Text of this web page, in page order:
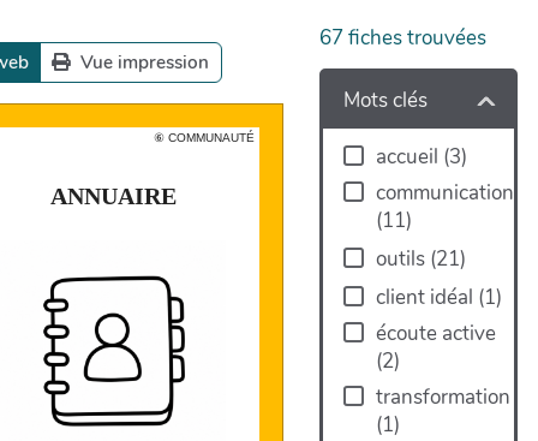
67 fiches trouvées
Mots clés
accueil (3)
communication
(11)
outils (21)
client idéal (1)
écoute active
(2)
transformation
(1)
Vue impression
⑥ COMMUNAUTÉ
ANNUAIRE
⚫️
ANNUAIRE
entrepreneur.es de la cooperative sur
kanope-scae.com/entrepreneurs,
par metier. Une carte interactive
aussi ou ils et elles se trouvent :
kanope-scae.com/carte-des-
entrepreneurs.